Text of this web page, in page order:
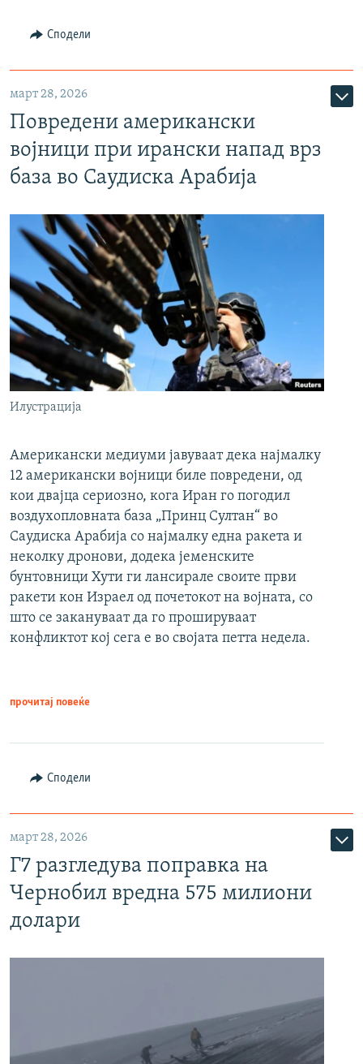
Сподели
март 28, 2026
Повредени американски
војници при ирански напад врз
база во Саудиска Арабија
Илустрација
Американски медиуми јавуваат дека најмалку
12 американски војници биле повредени, од
кои двајца сериозно, кога Иран го погодил
воздухопловната база „Принц Султан“ во
Саудиска Арабија со најмалку една ракета и
неколку дронови, додека јеменските
бунтовници Хути ги лансирале своите први
ракети кон Израел од почетокот на војната, со
што се закануваат да го прошируваат
конфликтот кој сега е во својата петта недела.
прочитај повеќе
Сподели
март 28, 2026
Г7 разгледува поправка на
Чернобил вредна 575 милиони
долари